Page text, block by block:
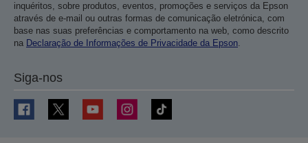
inquéritos, sobre produtos, eventos, promoções e serviços da Epson
através de e-mail ou outras formas de comunicação eletrónica, com
base nas suas preferências e comportamento na web, como descrito
na Declaração de Informações de Privacidade da Epson.
Siga-nos